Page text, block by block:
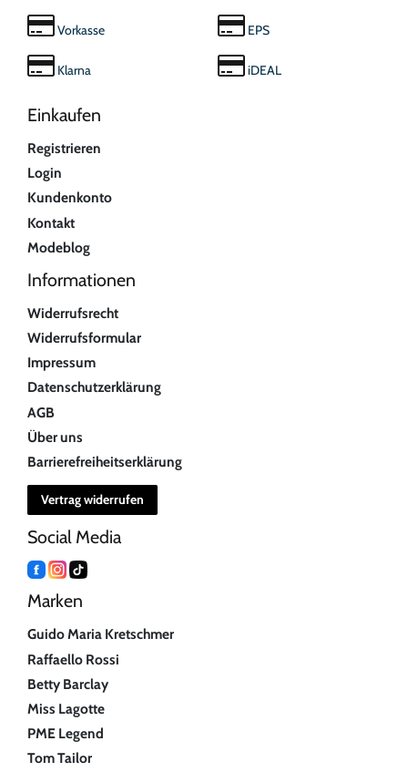
Vorkasse
Klarna
EPS
iDEAL
Einkaufen
Registrieren
Login
Kundenkonto
Kontakt
Modeblog
Informationen
Widerrufsrecht
Widerrufsformular
Impressum
Datenschutzerklärung
AGB
Über uns
Barrierefreiheitserklärung
Vertrag widerrufen
Social Media
Marken
Guido Maria Kretschmer
Raffaello Rossi
Betty Barclay
Miss Lagotte
PME Legend
Tom Tailor